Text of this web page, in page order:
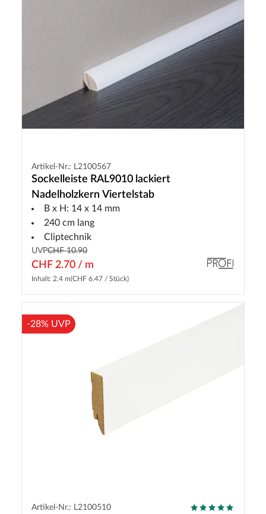
Artikel-Nr.: L2100567
Sockelleiste RAL9010 lackiert
Nadelholzkern Viertelstab
B x H: 14 x 14 mm
240 cm lang
Cliptechnik
UVPCHF 10.90
CHF 2.70 / m
Inhalt: 2.4 m(CHF 6.47 / Stück)
-28% UVP
Artikel-Nr.: L2100510